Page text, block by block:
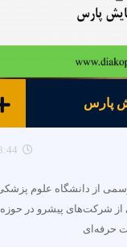
پارس
از دانشگاه علوم
از شرکت‌های پیشرو در حوزه
حرفه‌ای